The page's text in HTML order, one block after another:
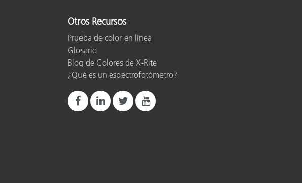
Otros Recursos
Prueba de color en línea
Glosario
Blog de Colores de X-Rite
¿Qué es un espectrofotómetro?